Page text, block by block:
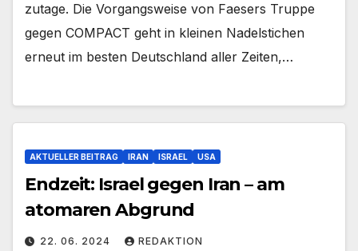
zutage. Die Vorgangsweise von Faesers Truppe
gegen COMPACT geht in kleinen Nadelstichen
erneut im besten Deutschland aller Zeiten,…
AKTUELLER BEITRAG IRAN ISRAEL USA
Endzeit: Israel gegen Iran – am
atomaren Abgrund
22. 06. 2024 REDAKTION